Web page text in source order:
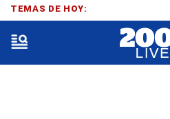
TEMAS DE HOY: